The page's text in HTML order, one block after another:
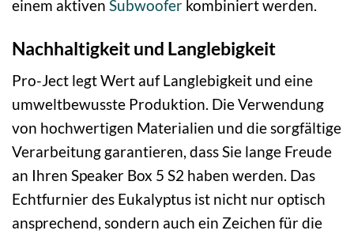
einem aktiven Subwoofer kombiniert werden.
Nachhaltigkeit und Langlebigkeit
Pro-Ject legt Wert auf Langlebigkeit und eine
umweltbewusste Produktion. Die Verwendung
von hochwertigen Materialien und die sorgfältige
Verarbeitung garantieren, dass Sie lange Freude
an Ihren Speaker Box 5 S2 haben werden. Das
Echtfurnier des Eukalyptus ist nicht nur optisch
ansprechend, sondern auch ein Zeichen für die